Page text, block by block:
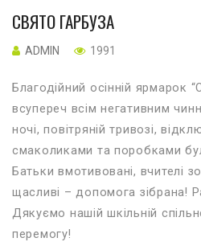
СВЯТО ГАРБУЗА
ADMIN 1991
Благодійний осінній ярмарок
всупереч всім негативним
ночі, повітряній тривозі,
смаколиками та поробками
Батьки вмотивовані, вчителі
щасливі – допомога зібрана!
Дякуємо нашій шкільній
перемогу!